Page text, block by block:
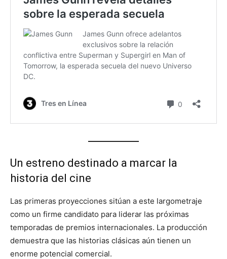
Un estreno destinado a marcar la
historia del cine
Las primeras proyecciones sitúan a este largometraje
como un firme candidato para liderar las próximas
temporadas de premios internacionales. La producción
demuestra que las historias clásicas aún tienen un
enorme potencial comercial.